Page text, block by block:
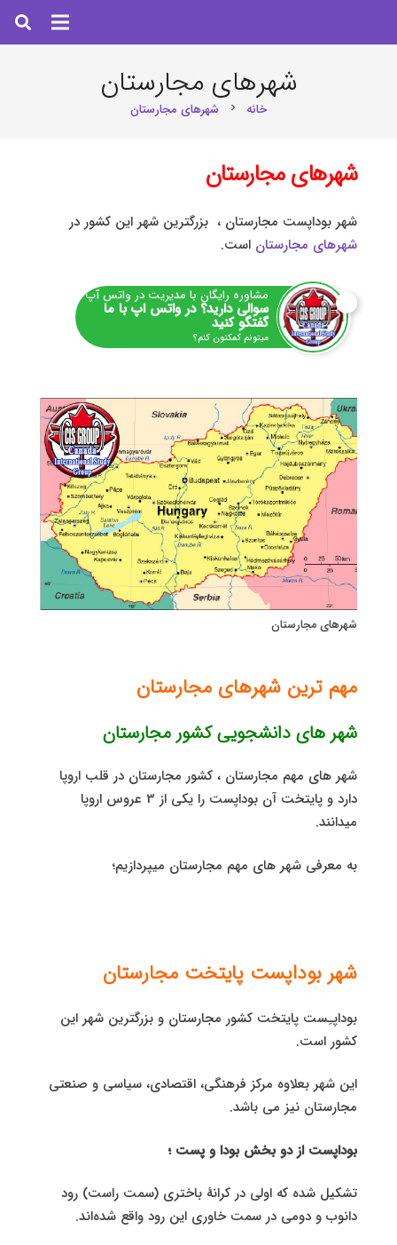
شهرهای مجارستان
خانه chevron_right شهرهای مجارستان
شهرهای مجارستان
شهر بوداپست مجارستان ، بزرگترین شهر این کشور در
شهرهای مجارستان است.
مشاوره رایگان با مدیریت در واتس آپ
سوالی دارید؟ در واتس اپ با ما
گفتگو کنید
میتونم کمکتون کنم؟
شهرهای مجارستان
مهم ترین شهرهای مجارستان
شهر های دانشجویی کشور مجارستان
شهر های مهم مجارستان ، کشور مجارستان در قلب اروپا
دارد و پایتخت آن بوداپست را یکی از 3 عروس اروپا
میدانند.
به معرفی شهر های مهم مجارستان میپردازیم؛
شهر بوداپست پایتخت مجارستان
بوداپـِست پایتخت کشور مجارستان و بزرگترین شهر این
کشور است.
این شهر بعلاوه مرکز فرهنگی، اقتصادی، سیاسی و صنعتی
مجارستان نیز می باشد.
بوداپست از دو بخش بودا و پست ؛
تشکیل شده که اولی در کرانهٔ باختری (سمت راست) رود
دانوب و دومی در سمت خاوری این رود واقع شده‌اند.